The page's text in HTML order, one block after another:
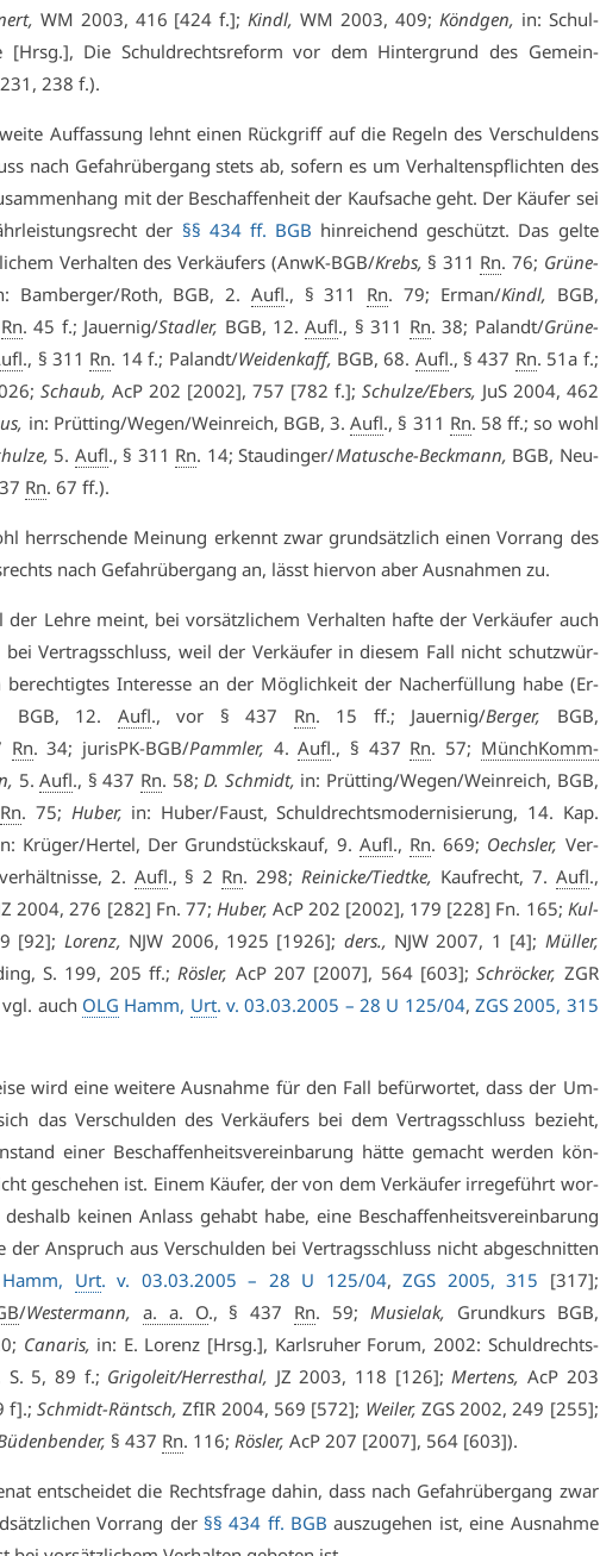
WM 2003, 416 [424 f.];Kindl, WM 2003, 409; Könd­gen, in: Schul­
[Hrsg.], Die Schuld­rechts­re­form vor dem Hin­ter­grund des Ge­mein­
238 f.).
Auf­fas­sung lehnt ei­nen Rück­griff auf die Re­geln des Ver­schul­dens
nach Ge­fahr­über­gang stets ab, so­fern es um Ver­hal­tens­pflich­ten des
mit der Be­schaf­fen­heit der Kauf­sa­che geht. Der Käu­fer sei
der §§ 434 ff. BGB hin­rei­chend ge­schützt. Das gel­te
Ver­hal­ten des Ver­käu­fers (AnwK-BGB/Krebs, § 311 Rn. 76; Grü­ne­
Bam­ber­ger/Roth, BGB, 2. Aufl., § 311 Rn. 79; Er­man/Kindl, BGB,
Rn. 45 f.; Jau­er­nig/Stad­ler, BGB, 12.Aufl., § 311 Rn. 38; Pa­landt/Grü­ne­
., § 311 Rn. 14 f.; Pa­landt/Wei­den­kaff, BGB, 68. Aufl., § 437 Rn. 51a f.;
Schaub, AcP 202 [2002], 757 [782 f.]; Schul­ze/Ebers, JuS 2004, 462
in: Prüt­ting/We­gen/Wein­reich, BGB, 3.Aufl., § 311 Rn. 58 ff.; so wohl
5. Aufl., § 311 Rn. 14; Stau­din­ger/Ma­tu­sche-Beck­mann, BGB, Neu­
Rn. 67 ff.).
herr­schen­de Mei­nung er­kennt zwar grund­sätz­lich ei­nen Vor­rang des
nach Ge­fahr­über­gang an, lässt hier­von aber Aus­nah­men zu.
Leh­re meint, bei vor­sätz­li­chem Ver­hal­ten haf­te der Ver­käu­fer auch
bei Ver­trags­schluss, weil der Ver­käu­fer in die­sem Fall nicht schutz­wür­
In­ter­es­se an der Mög­lich­keit der Nach­er­fül­lung ha­be (Er­
BGB, 12. Aufl., vor § 437 Rn. 15 ff.; Jau­er­nig/Ber­ger, BGB,
Rn. 34; ju­risPK-BGB/Pamm­ler, 4.Aufl., § 437 Rn. 57; MünchKomm-
5.Aufl., § 437 Rn. 58;D. Schmidt, in: Prüt­ting/We­gen/Wein­reich, BGB,
Rn. 75; Hu­ber, in: Hu­ber/Faust, Schuld­rechts­mo­der­ni­sie­rung, 14. Kap.
Krü­ger/Her­tel, Der Grund­stücks­kauf, 9. Aufl., Rn. 669; Oechs­ler, Ver­
2. Aufl., § 2 Rn. 298; Rei­ni­cke/Tiedt­ke, Kauf­recht, 7. Aufl.,
2004, 276 [282] Fn. 77; Hu­ber, AcP 202 [2002], 179 [228] Fn. 165; Kul­
[92]; Lo­renz, NJW 2006, 1925 [1926]; ders., NJW 2007, 1 [4]; Mül­ler,
S. 199, 205 ff.;Rös­ler, AcP 207 [2007], 564 [603];Schrö­cker, ZGR
auch OLG Hamm, Urt. v. 03.03.2005 – 28 U 125/04, ZGS 2005, 315
wird ei­ne wei­te­re Aus­nah­me für den Fall be­für­wor­tet, dass der Um­
das Ver­schul­den des Ver­käu­fers bei dem Ver­trags­schluss be­zieht,
ei­ner Be­schaf­fen­heits­ver­ein­ba­rung hät­te ge­macht wer­den kön­
ge­sche­hen ist. Ei­nem Käu­fer, der von dem Ver­käu­fer ir­re­ge­führt wor­
kei­nen An­lass ge­habt ha­be, ei­ne Be­schaf­fen­heits­ver­ein­ba­rung
der An­spruch aus Ver­schul­den bei Ver­trags­schluss nicht ab­ge­schnit­ten
Hamm, Urt. v. 03.03.2005 – 28 U 125/04,ZGS 2005, 315 [317];
/Wes­ter­mann, a. a. O., § 437 Rn. 59; Mu­sielak, Grund­kurs BGB,
Ca­na­ris, in: E. Lo­renz [Hrsg.], Karls­ru­her Fo­rum, 2002: Schuld­rechts­
S. 5, 89 f.; Gri­go­leit/Her­res­thal, JZ 2003, 118 [126];Mer­tens, AcP 203
f].;Schmidt-Räntsch, ZfIR 2004, 569 [572]; Wei­ler, ZGS 2002, 249 [255];
§ 437 Rn. 116; Rös­ler, AcP 207 [2007], 564 [603]).
ent­schei­det die Rechts­fra­ge da­hin, dass nach Ge­fahr­über­gang zwar
Vor­rang der §§ 434 ff. BGB aus­zu­ge­hen ist, ei­ne Aus­nah­me